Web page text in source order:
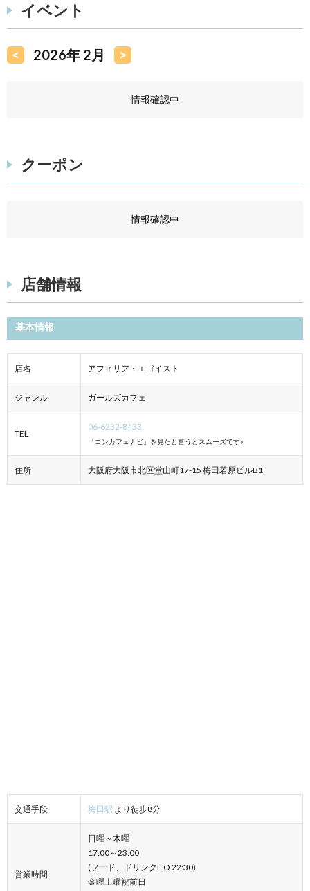
イベント
< 2026年 2月 >
情報確認中
クーポン
情報確認中
店舗情報
基本情報
店名 アフィリア・エゴイスト
ジャンル ガールズカフェ
TEL
06-6232-8433
「コンカフェナビ」を見たと言うとスムーズです♪
住所 大阪府大阪市北区堂山町17-15 梅田若原ビルB1
交通手段 梅田駅 より徒歩8分
営業時間
日曜～木曜
17:00～23:00
(フード、ドリンクL.O 22:30)
金曜土曜祝前日